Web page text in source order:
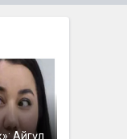
Айгүл